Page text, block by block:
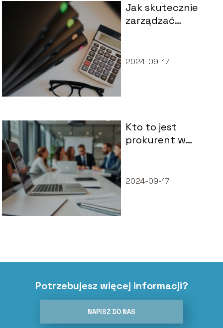
Jak skutecznie
zarządzać
Praktyczne
2024-09-17
Kto to jest
prokurent w
2024-09-17
Potrzebujesz więcej informacji?
NAPISZ DO NAS